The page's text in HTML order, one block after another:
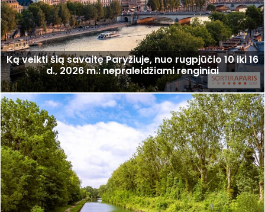
Ką veikti šią savaitę Paryžiuje, nuo rugpjūčio 10 iki 16
d., 2026 m.: nepraleidžiami renginiai